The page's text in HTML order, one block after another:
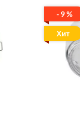
- 9 %
Хит